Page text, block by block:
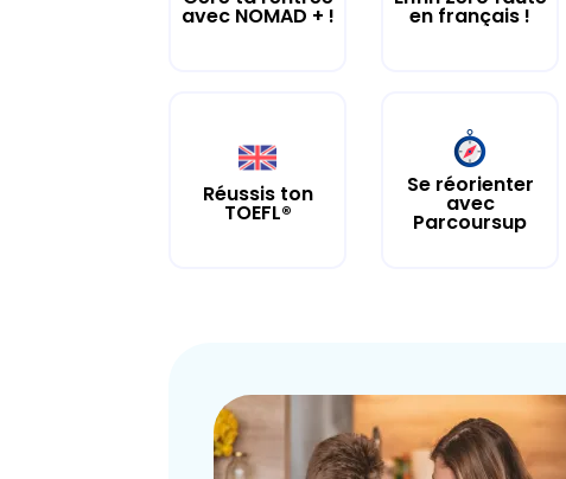
avec NOMAD + ! en français !
Réussis ton
TOEFL®
Se réorienter
avec
Parcoursup